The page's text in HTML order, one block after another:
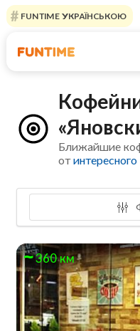
FUNTIME УКРАЇНСЬКОЮ
Ближайшие
от
360 км